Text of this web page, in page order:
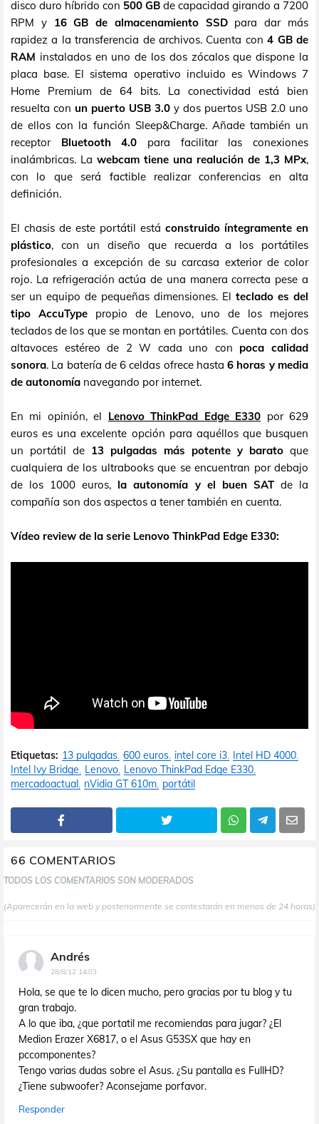
disco duro híbrido con 500 GB de capacidad girando a 7200
RPM y 16 GB de almacenamiento SSDpara dar más
rapidez a la transferencia de archivos. Cuenta con4 GB de
RAM instalados en uno de los dos zócalos que dispone la
placa base. El sistema operativo incluido es Windows 7
Home Premium de 64 bits. La conectividad está bien
resuelta con un puerto USB 3.0 y dos puertos USB 2.0 uno
de ellos con la función Sleep&Charge. Añade también un
receptor Bluetooth 4.0 para facilitar las conexiones
inalámbricas. La webcam tiene una realución de 1,3 MPx,
con lo que será factible realizar conferencias en alta
definición.
El chasis de este portátil está construido íntegramente en
plástico, con un diseño que recuerda a los portátiles
profesionales a excepción de su carcasa exterior de color
rojo. La refrigeración actúa de una manera correcta pese a
ser un equipo de pequeñas dimensiones. El teclado es del
tipo AccuTypepropio de Lenovo, uno de los mejores
teclados de los que se montan en portátiles. Cuenta con dos
altavoces estéreo de 2 W cada uno con poca calidad
sonora. La batería de 6 celdas ofrece hasta6 horas y media
de autonomía navegando por internet.
En mi opinión, el Lenovo ThinkPad Edge E330 por 629
euros es una excelente opción para aquéllos que busquen
un portátil de 13 pulgadas más potente y barato que
cualquiera de los ultrabooks que se encuentran por debajo
de los 1000 euros, la autonomía y el buen SATde la
compañía son dos aspectos a tener también en cuenta.
Vídeo review de la serie Lenovo ThinkPad Edge E330:
Etiquetas: 13 pulgadas 600 euros intel core i3 Intel HD 4000
Intel Ivy Bridge Lenovo Lenovo ThinkPad Edge E330
mercadoactual nVidia GT 610m portátil
66 COMENTARIOS
TODOS LOS COMENTARIOS SON MODERADOS
(Aparecerán en la web y posteriormente se contestarán en menos de 24 horas)
Andrés
28/8/12 14:03
Hola, se que te lo dicen mucho, pero gracias por tu blog y tu
gran trabajo.
A lo que iba, ¿que portatil me recomiendas para jugar? ¿El
Medion Erazer X6817, o el Asus G53SX que hay en
pccomponentes?
Tengo varias dudas sobre el Asus. ¿Su pantalla es FullHD?
¿Tiene subwoofer? Aconsejame porfavor.
Responder